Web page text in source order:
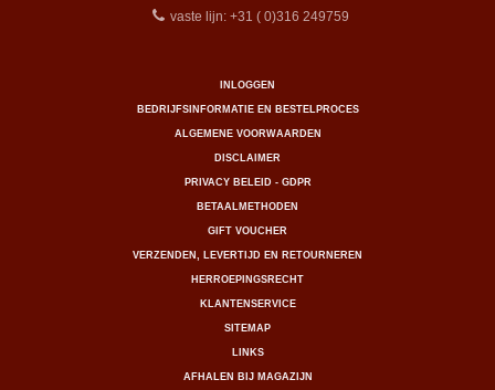
vaste lijn: +31 ( 0)316 249759
INLOGGEN
BEDRIJFSINFORMATIE EN BESTELPROCES
ALGEMENE VOORWAARDEN
DISCLAIMER
PRIVACY BELEID - GDPR
BETAALMETHODEN
GIFT VOUCHER
VERZENDEN, LEVERTIJD EN RETOURNEREN
HERROEPINGSRECHT
KLANTENSERVICE
SITEMAP
LINKS
AFHALEN BIJ MAGAZIJN